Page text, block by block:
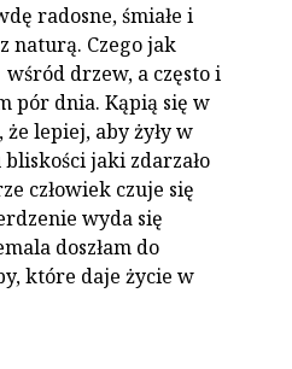
radosne, śmiałe i
naturą. Czego jak
drzew, a często i
pór dnia. Kąpią się w
lepiej, aby żyły w
jaki zdarzało
człowiek czuje się
wyda się
doszłam do
które daje życie w